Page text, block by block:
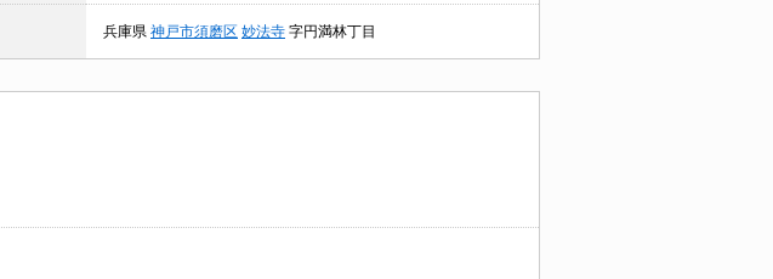
兵庫県 神戸市須磨区 妙法寺 字円満林丁目